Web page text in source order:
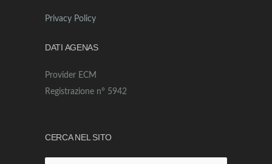
Privacy Policy
DATI AGENAS
Provider ECM
Registrazione n° 5942
CERCA NEL SITO